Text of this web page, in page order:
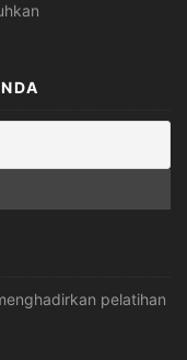
pelatihan